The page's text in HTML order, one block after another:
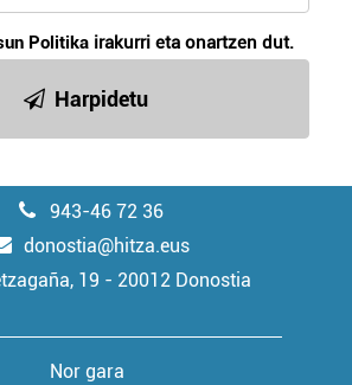
Politika irakurri eta onartzen dut.
Harpidetu
943-46 72 36
donostia@hitza.eus
19 - 20012 Donostia
Nor gara